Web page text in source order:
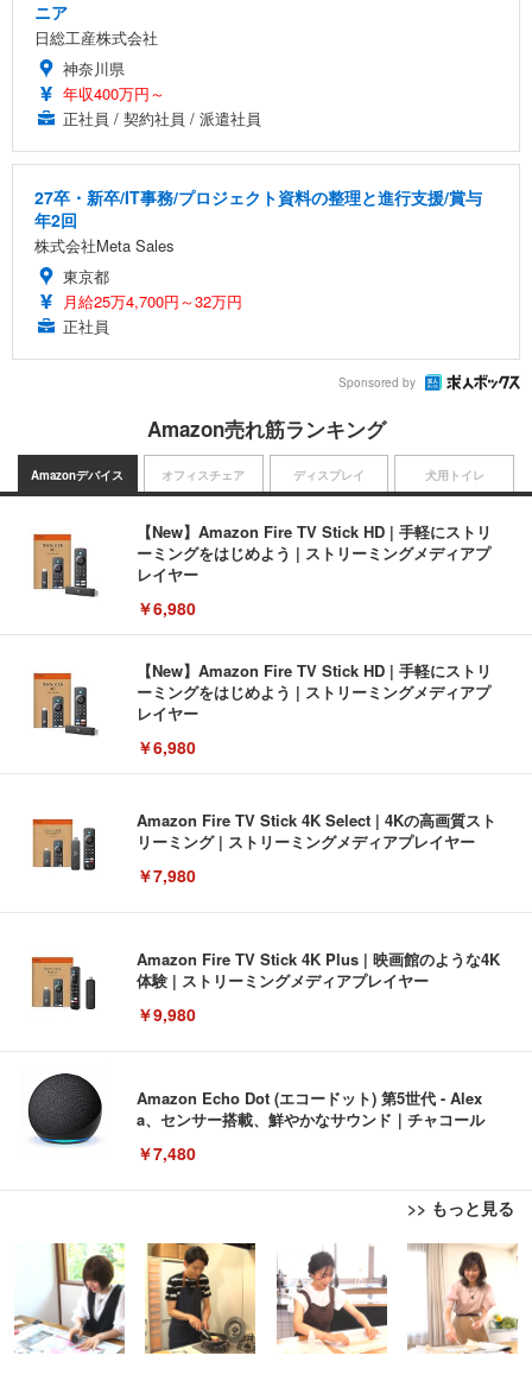
ニア
日総工産株式会社
神奈川県
年収400万円～
正社員 / 契約社員 / 派遣社員
27卒・新卒/IT事務/プロジェクト資料の整理と進行支援/賞与
年2回
株式会社Meta Sales
東京都
月給25万4,700円～32万円
正社員
Sponsored by
Amazon売れ筋ランキング
Amazonデバイス
【New】Amazon Fire TV Stick HD | 手軽にストリ
ーミングをはじめよう | ストリーミングメディアプ
レイヤー
￥6,980
【New】Amazon Fire TV Stick HD | 手軽にストリ
ーミングをはじめよう | ストリーミングメディアプ
レイヤー
￥6,980
Amazon Fire TV Stick 4K Select | 4Kの高画質スト
リーミング | ストリーミングメディアプレイヤー
￥7,980
Amazon Fire TV Stick 4K Plus | 映画館のような4K
体験 | ストリーミングメディアプレイヤー
￥9,980
Amazon Echo Dot (エコードット) 第5世代 - Alex
a、センサー搭載、鮮やかなサウンド｜チャコール
￥7,480
>> もっと見る
オフィスチェア
[EdoErgo] オフィスチェア 椅子 テレワーク 疲れな
い 跳ね上げ式アームレスト コンパクト 約105度ロッ
キング pc 事務椅子 360度回転 座面昇降 強化ナイロ
ン樹脂ベース 通気性メッシュ 在宅ワーク H-WY01
(黒網+黒枠+黒足)
￥5,699
ディスプレイ
EIZO ビジネス向けプレミアムモニター | FlexScan
EV3240X-WT | 31.5型4K UHD・USB Type-C・ホワ
イト
￥105,595
犬用トイレ
Amazonベーシック ペットシーツ 薄型 レギュラー 1
回使い捨て 無香料 ホワイト 300枚
￥3,373